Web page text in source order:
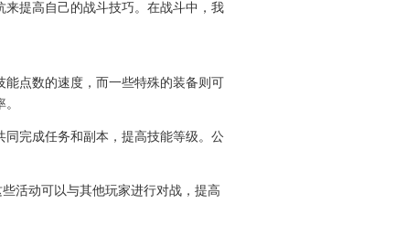
提高自己的战斗技巧。在战斗中，我
点数的速度，而一些特殊的装备则可
完成任务和副本，提高技能等级。公
活动可以与其他玩家进行对战，提高